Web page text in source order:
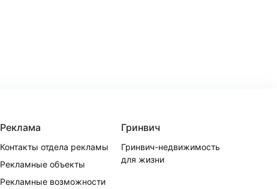
Реклама
Контакты отдела рекламы
Рекламные объекты
Рекламные возможности
Гринвич
Гринвич-недвижимость
для жизни